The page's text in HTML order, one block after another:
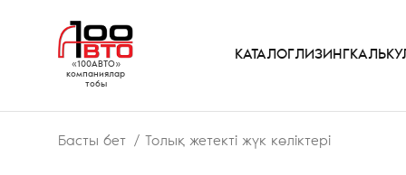
«100АВТО»
компаниялар
тобы
КАТАЛОГЛИЗИНГ
Басты бет Толық жетекті жүк көліктері